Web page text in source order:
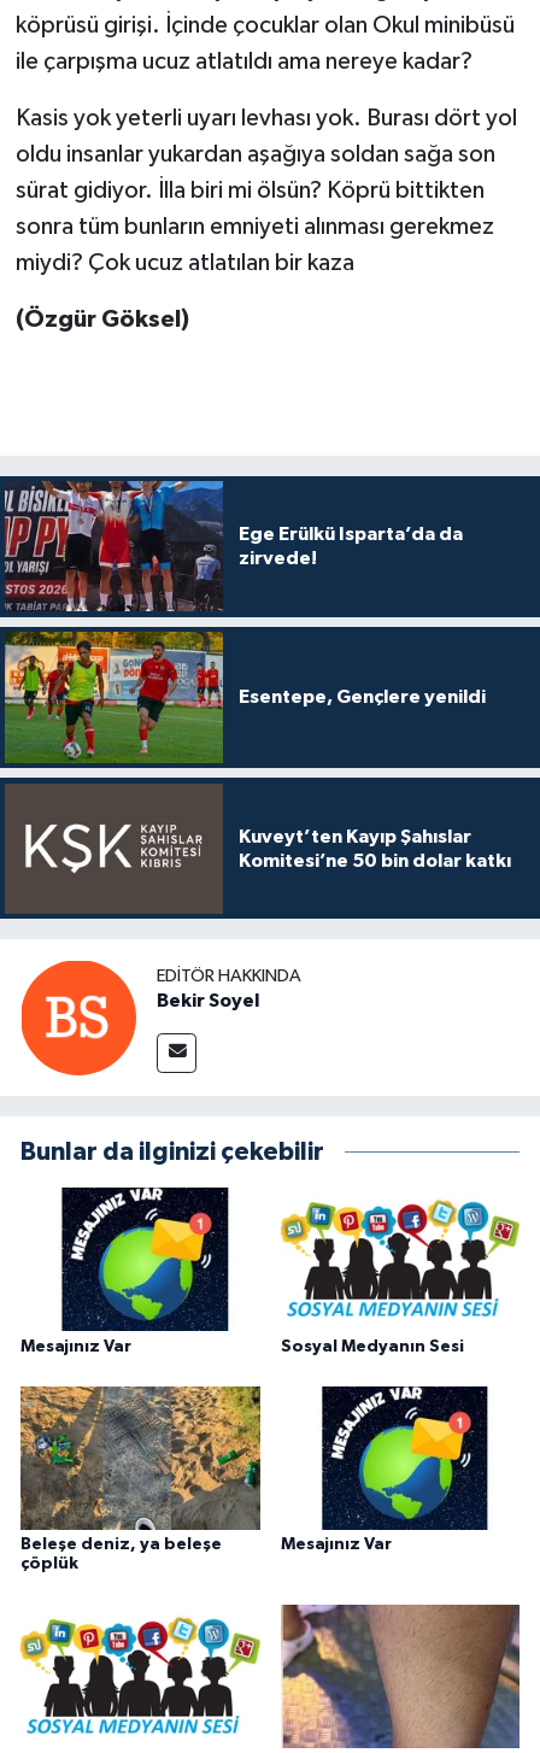
köprüsü girişi. İçinde çocuklar olan Okul minibüsü
ile çarpışma ucuz atlatıldı ama nereye kadar?
Kasis yok yeterli uyarı levhası yok. Burası dört yol
oldu insanlar yukardan aşağıya soldan sağa son
sürat gidiyor. İlla biri mi ölsün? Köprü bittikten
sonra tüm bunların emniyeti alınması gerekmez
miydi? Çok ucuz atlatılan bir kaza
(Özgür Göksel)
Ege Erülkü Isparta’da da
zirvede!
Esentepe, Gençlere yenildi
Kuveyt’ten Kayıp Şahıslar
Komitesi’ne 50 bin dolar katkı
EDITÖR HAKKINDA
Bekir Soyel
Bunlar da ilginizi çekebilir
Mesajınız Var Sosyal Medyanın Sesi
Beleşe deniz, ya beleşe
çöplük
Mesajınız Var